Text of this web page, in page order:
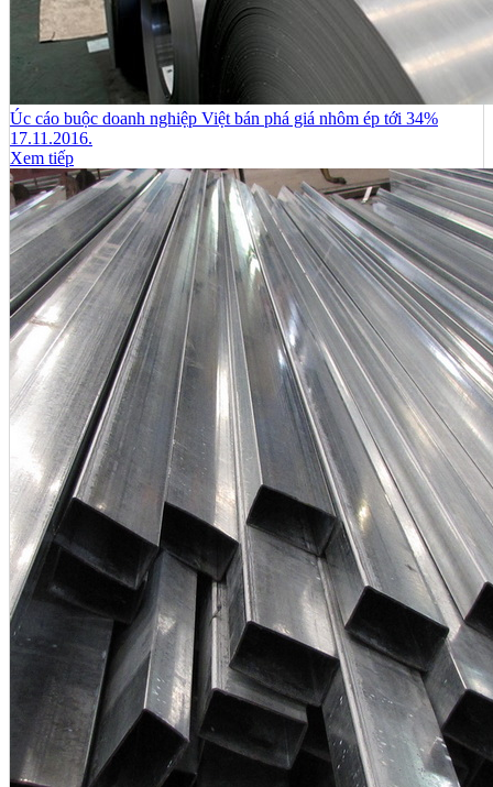
Úc cáo buộc doanh nghiệp Việt bán phá giá nhôm ép tới 34%
17.11.2016.
Xem tiếp